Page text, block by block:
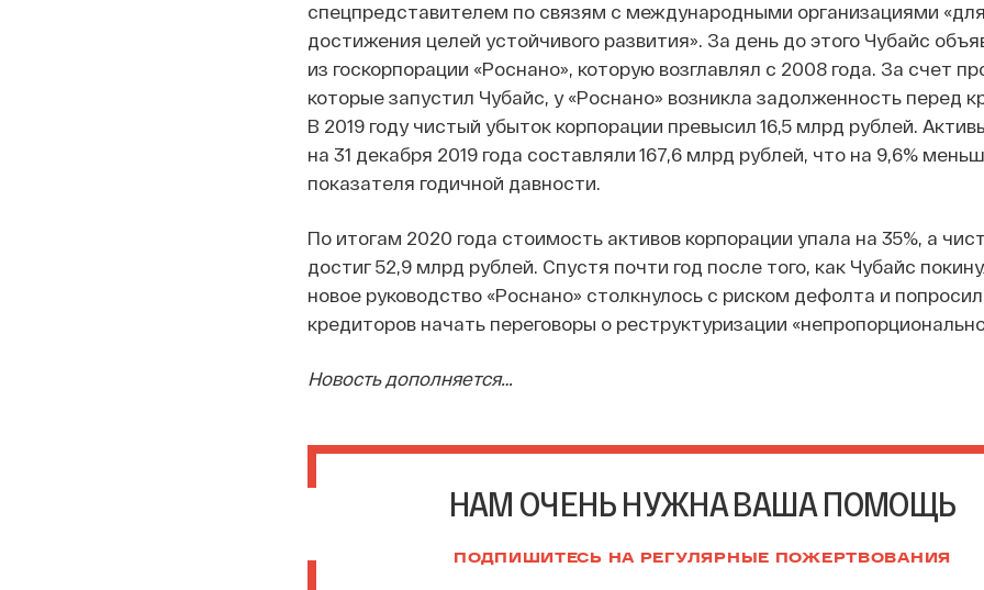
спецпредставителем по связям с международными организациями
достижения целей устойчивого развития». За день до этого Чубайс
из госкорпорации «Роснано», которую возглавлял с 2008 года. За счет
которые запустил Чубайс, у «Роснано» возникла задолженность перед
В 2019 году чистый убыток корпорации превысил 16,5 млрд рублей.
на 31 декабря 2019 года составляли 167,6 млрд рублей, что на 9,6%
показателя годичной давности.
По итогам 2020 года стоимость активов корпорации упала на 35%, а
достиг 52,9 млрд рублей. Спустя почти год после того, как Чубайс
новое руководство «Роснано» столкнулось с риском дефолта и
кредиторов начать переговоры о реструктуризации
Новость дополняется…
НАМ ОЧЕНЬ НУЖНА ВАША ПОМОЩЬ
ПОДПИШИТЕСЬ НА РЕГУЛЯРНЫЕ ПОЖЕРТВОВАНИЯ